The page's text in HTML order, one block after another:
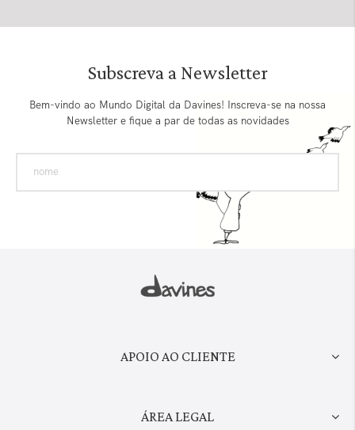
Subscreva a Newsletter
Bem-vindo ao Mundo Digital da Davines! Inscreva-se na nossa
Newsletter e fique a par de todas as novidades
APOIO AO CLIENTE
ÁREA LEGAL